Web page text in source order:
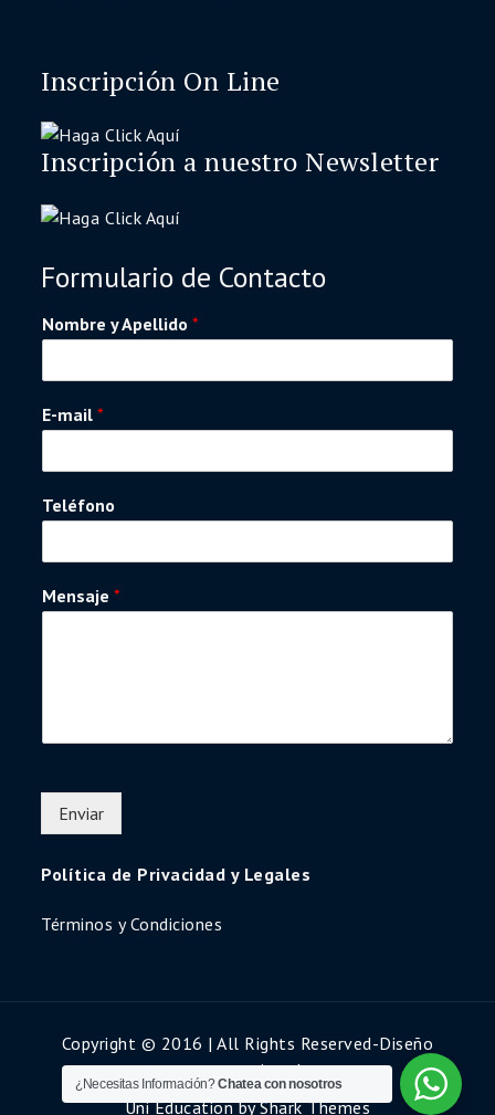
Inscripción On Line
Inscripción a nuestro Newsletter
Formulario de Contacto
Nombre y Apellido*
E-mail*
Teléfono
Mensaje*
Enviar
Política de Privacidad y Legales
Términos y Condiciones
Copyright © 2016 | All Rights Reserved-Diseño
www.secretariaweb.com
Uni Education byShark Themes
¿Necesitas Información?Chatea con nosotros